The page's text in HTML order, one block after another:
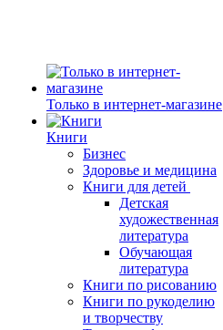
Только в интернет-магазине
Книги
Бизнес
Здоровье и медицина
Книги для детей
Детская
художественная
литература
Обучающая
литература
Книги по рисованию
Книги по рукоделию
и творчеству